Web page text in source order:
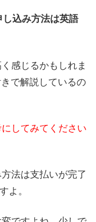
込み方法は英語
感じるかもしれま
で解説しているの
してみてください
法は支払いが完了
よ。